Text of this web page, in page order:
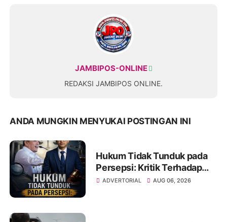
JAMBIPOS-ONLINE
REDAKSI JAMBIPOS ONLINE.
ANDA MUNGKIN MENYUKAI POSTINGAN INI
Hukum Tidak Tunduk pada
Persepsi: Kritik Terhadap
Monopoli Kebenaran oleh
ADVERTORIAL AUG 06, 2026